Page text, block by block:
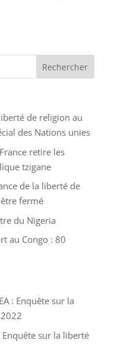
de religion au
des Nations unies
retire les
tzigane
de la liberté de
fermé
du Nigeria
au Congo : 80
: Enquête sur la
Enquête sur la liberté